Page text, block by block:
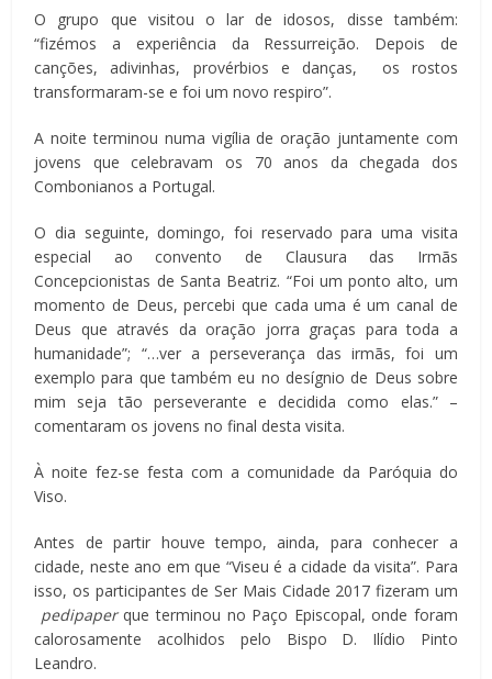
O grupo que visitou o lar de idosos, disse também:
“fizémos a experiência da Ressurreição. Depois de
canções, adivinhas, provérbios e danças, os rostos
transformaram-se e foi um novo respiro”.
A noite terminou numa vigília de oração juntamente com
jovens que celebravam os 70 anos da chegada dos
Combonianos a Portugal.
O dia seguinte, domingo, foi reservado para uma visita
especial ao convento de Clausura das Irmãs
Concepcionistas de Santa Beatriz. “Foi um ponto alto, um
momento de Deus, percebi que cada uma é um canal de
Deus que através da oração jorra graças para toda a
humanidade”; “…ver a perseverança das irmãs, foi um
exemplo para que também eu no desígnio de Deus sobre
mim seja tão perseverante e decidida como elas.” –
comentaram os jovens no final desta visita.
À noite fez-se festa com a comunidade da Paróquia do
Viso.
Antes de partir houve tempo, ainda, para conhecer a
cidade, neste ano em que “Viseu é a cidade da visita”. Para
isso, os participantes de Ser Mais Cidade 2017 fizeram um
pedipaperque terminou no Paço Episcopal, onde foram
calorosamente acolhidos pelo Bispo D. Ilídio Pinto
Leandro.